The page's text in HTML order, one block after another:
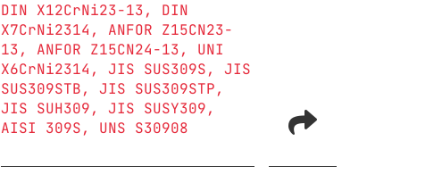
DIN X12CrNi23-13
DIN
X7CrNi2314
ANFOR Z15CN23-
13
ANFOR Z15CN24-13
UNI
X6CrNi2314
JIS SUS309S
JIS
SUS309STB
JIS SUS309STP
JIS SUH309
JIS SUSY309
AISI 309S
UNS S30908